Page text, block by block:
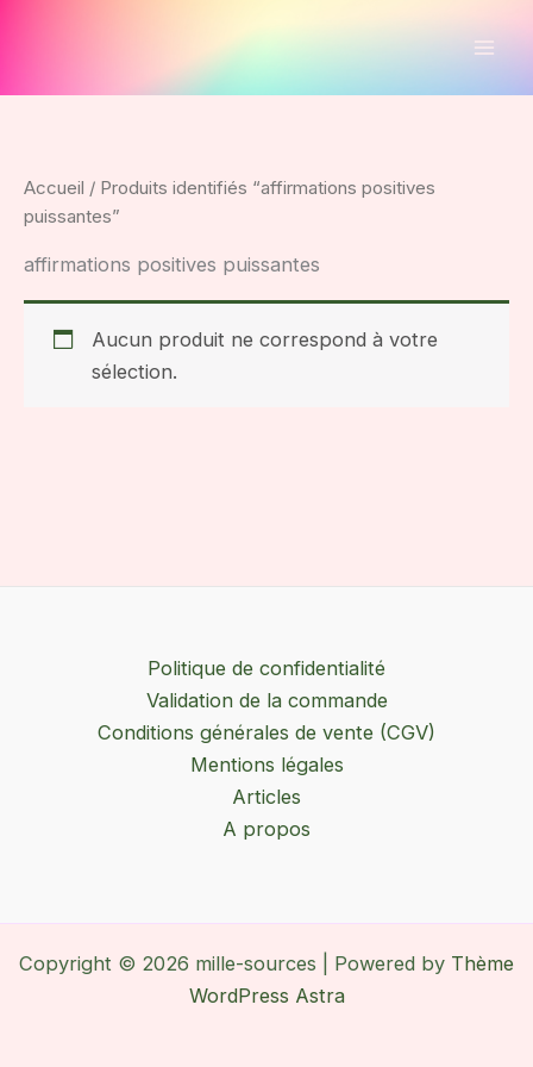
Accueil / Produits identifiés “affirmations positives
puissantes”
affirmations positives puissantes
Aucun produit ne correspond à votre
sélection.
Politique de confidentialité
Validation de la commande
Conditions générales de vente (CGV)
Mentions légales
Articles
A propos
Copyright © 2026 mille-sources | Powered by Thème
WordPress Astra